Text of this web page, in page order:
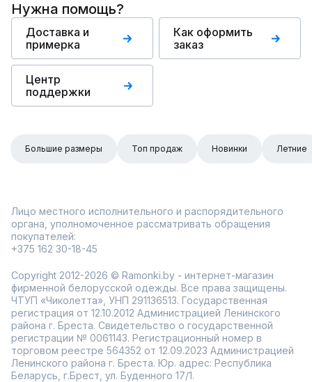
Нужна помощь?
Доставка и
примерка
Как оформить
заказ
Центр
поддержки
Большие размеры Топ продаж Новинки Летние
Лицо местного исполнительного и распорядительного
органа, уполномоченное рассматривать обращения
покупателей:
+375 162 30-18-45
Copyright 2012-2026 © Ramonki.by - интернет-магазин
фирменной белорусской одежды. Все права защищены.
ЧТУП «Чиколетта», УНП 291136513. Государственная
регистрация от 12.10.2012 Администрацией Ленинского
района г. Бреста. Свидетельство о государственной
регистрации № 0061143. Регистрационный номер в
торговом реестре 564352 от 12.09.2023 Администрацией
Ленинского района г. Бреста. Юр. адрес: Республика
Беларусь, г.Брест, ул. Буденного 17/1.